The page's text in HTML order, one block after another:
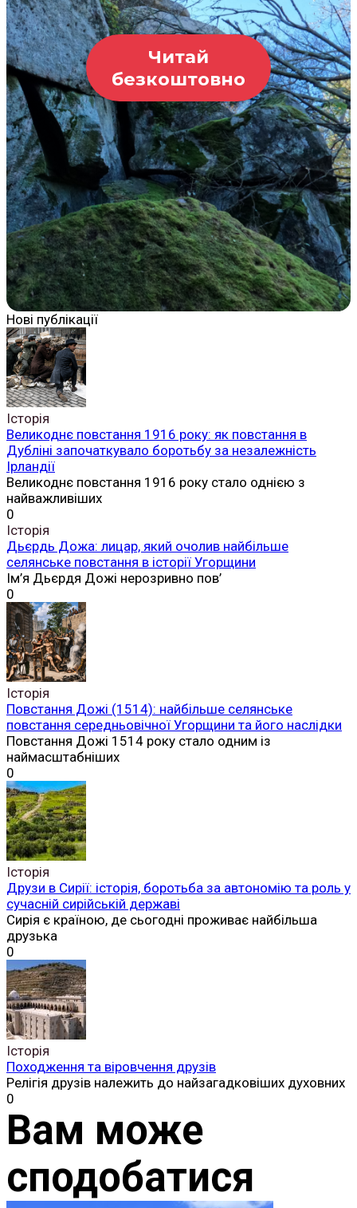
Читай
безкоштовно
Нові публікації
Історія
Великоднє повстання 1916 року: як повстання в
Дубліні започаткувало боротьбу за незалежність
Ірландії
Великоднє повстання 1916 року стало однією з
найважливіших
0
Історія
Дьєрдь Дожа: лицар, який очолив найбільше
селянське повстання в історії Угорщини
Ім’я Дьєрдя Дожі нерозривно пов’
0
Історія
Повстання Дожі (1514): найбільше селянське
повстання середньовічної Угорщини та його наслідки
Повстання Дожі 1514 року стало одним із
наймасштабніших
0
Історія
Друзи в Сирії: історія, боротьба за автономію та роль у
сучасній сирійській державі
Сирія є країною, де сьогодні проживає найбільша
друзька
0
Історія
Походження та віровчення друзів
Релігія друзів належить до найзагадковіших духовних
0
Вам може
сподобатися